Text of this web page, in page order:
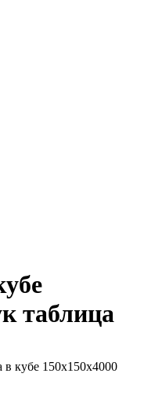
таблица
в кубе 150х150х4000